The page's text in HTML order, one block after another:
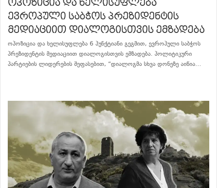
ოპოზიცია და ხელისუფლება
ევროპული საბჭოს პრეზიდენტის
მედიაციით დიალოგისთვის ემზადება
ოპოზიცია და ხელისუფლება 6 პუნქტიანი გეგმით, ევროპული საბჭოს
პრეზიდენტის მედიაციით დიალოგისთვის ემზადება. პოლიტიკური
პარტიების ლიდერების შეფასებით, “დიალოგმა სხვა დონეზე აიწია…